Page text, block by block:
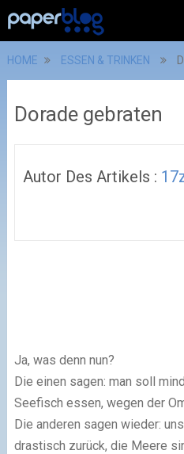
HOME ESSEN & TRINKEN
Dorade gebraten
Autor Des Artikels :
Ja, was denn nun?
Die einen sagen: man soll
Seefisch essen, wegen der
Die anderen sagen wieder:
drastisch zurück, die Meere